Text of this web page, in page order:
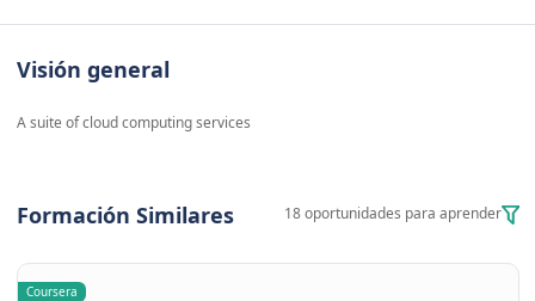
Visión general
A suite of cloud computing services
Formación Similares 18 oportunidades para aprender
Coursera